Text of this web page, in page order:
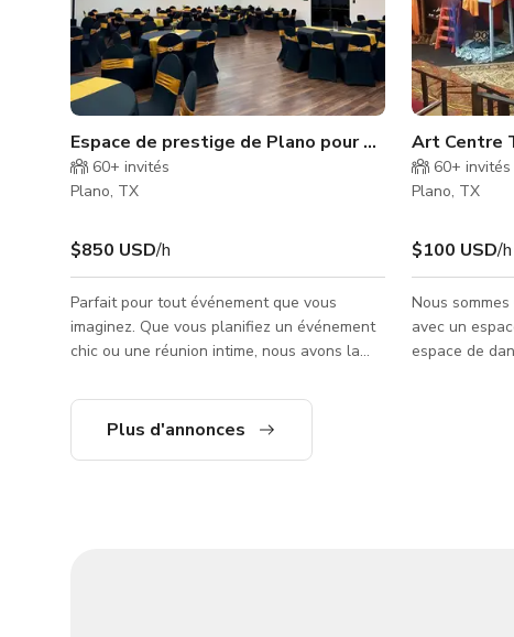
Espace de prestige de Plano pour événements de
60+ invités
Plano, TX
$850 USD/h
Parfait pour tout événement que vous
imaginez. Que vous planifiez un événement
chic ou une réunion intime, nous avons la
Entrez dans notre destination de premier
choix pour des événements inoubliables.
Art Centre
60+ invités
Plano, TX
$100 USD/h
Nous
avec un
espace de
Plus d'annonces